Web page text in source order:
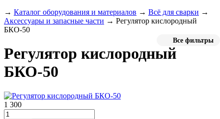
→ Каталог оборудования и материалов → Всё для сварки →
Аксессуары и запасные части → Регулятор кислородный
БКО-50
Все фильтры
Регулятор кислородный
БКО-50
1 300